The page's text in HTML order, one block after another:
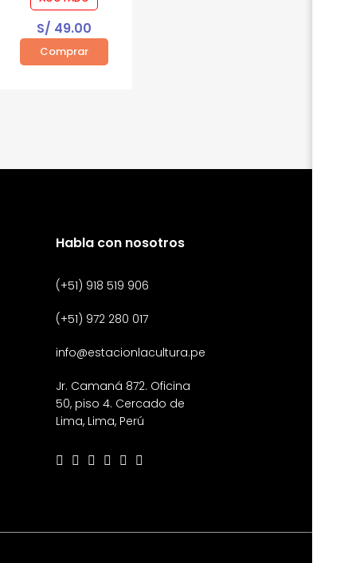
S/ 49.00
Comprar
Habla con nosotros
(+51) 918 519 906
(+51) 972 280 017
info@estacionlacultura.pe
Jr. Camaná 872. Oficina
50, piso 4. Cercado de
Lima, Lima, Perú